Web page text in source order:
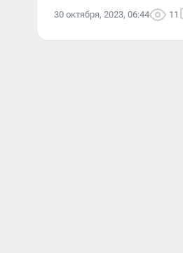
30 октября, 2023, 06:44 11